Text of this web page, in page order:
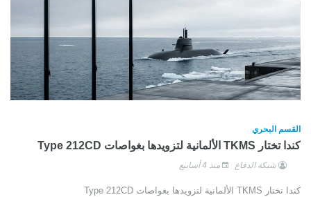
القسم البحري
كندا تختار TKMS الألمانية لتزويدها بغواصات Type 212CD
شبكة الدفاع منذ 4 أسابيع
كندا تختار TKMS الألمانية لتزويدها بغواصات Type 212CD